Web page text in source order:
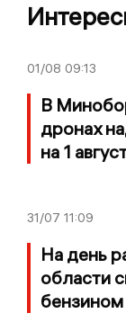
01/08 09:13
В
дронах
на 1
31/07 11:09
На день
области
бензином